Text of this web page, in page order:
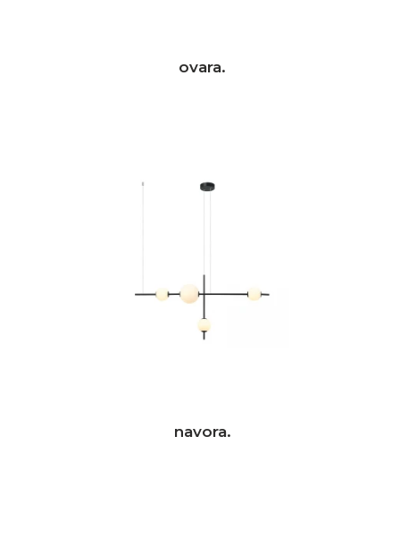
ovara.
navora.